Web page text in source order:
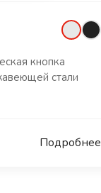
кнопка
стали
Подробнее